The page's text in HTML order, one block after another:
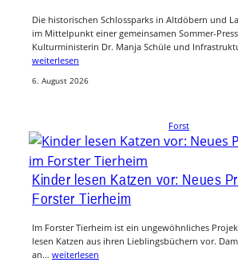
Die historischen Schlossparks in Altdöbern und
im Mittelpunkt einer gemeinsamen Sommer-
Kulturministerin Dr. Manja Schüle und
weiterlesen
6. August 2026
Forst
Kinder lesen Katzen vor: Neues
Forster Tierheim
Im Forster Tierheim ist ein ungewöhnliches
lesen Katzen aus ihren Lieblingsbüchern vor.
an… weiterlesen